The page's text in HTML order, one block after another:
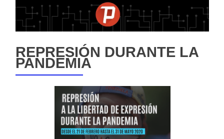
REPRESIÓN DURANTE LA
PANDEMIA